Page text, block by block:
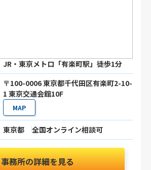
JR・東京メトロ「有楽町駅」徒歩1分
〒100-0006 東京都千代田区有楽町2-10-
1 東京交通会館10F
MAP
東京都 全国オンライン相談可
事務所の詳細を見る